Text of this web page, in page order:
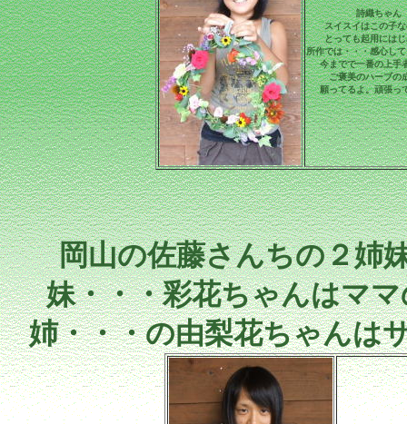
詩織ちゃん
スイスイはこの子
とっても起用には
所作では・・・感心し
今までで一番の上手
ご褒美のハーブの
願ってるよ。頑張っ
岡山の佐藤さんちの２姉
妹・・・彩花ちゃんはマ
姉・・・の由梨花ちゃんは